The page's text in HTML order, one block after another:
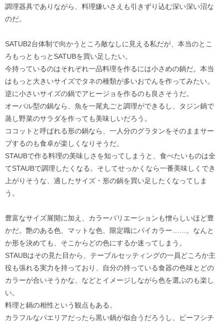
調理器具でありながら、料理嫌いさえも引きずり込む深い深い沼な
のだ。
SATUB2台体制で向かうところ敵なしに見える私だが、本当のとこ
ろもっともっとSATUBを買い足したい。
今持っているのはそれぞれ一品料理を作るには小さめの鍋だ。本当
はもっと大きいサイズでタネの種類が多いおでんを作ってみたい。
逆に小さいサイズの鍋でアヒージョを作るのも良さそうだ。
オーバル型の鍋なら、魚を一尾丸ごと調理ができるし、タジン鍋で
蒸し野菜のサラダを作っても美味しいだろう。
ココットと呼ばれる形の鍋なら、一人分のグラタンをそのままサー
ブするのも食卓が楽しくなりそうだ。
STAUBで作る料理の美味しさを知ってしまうと、食べたいものは全
てSTAUBで調理したくなる。そしてせっかくなら一番美味しくでき
上がりそうな、適したサイズ・形の鍋を買い足したくなってしま
う。
豊富なサイズ展開に加え、カラーバリエーションも憎らしいほど豊
かだ。艶のある色、マットな色、限定職にバイカラー……。なんと
か形を決めても、そこからどの色にするか迷ってしまう。
STAUBはその見た目から、テーブルセッティングの一員どころか主
役も張れる実力を持っており、自分の持っている食器の色味とどの
カラーが合いそうかな、などとイメージしながら色を選ぶのも楽し
い。
料理と鍋の相性という観点もある。
カラフルなパエリアだったら黒い鍋が似合うだろうし、ビーフシチ